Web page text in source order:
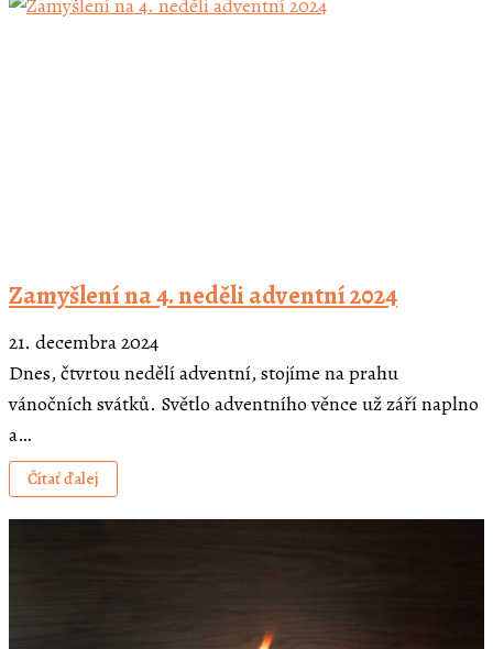
Zamyšlení na 4. neděli adventní 2024
21. decembra 2024
Dnes, čtvrtou nedělí adventní, stojíme na prahu
vánočních svátků. Světlo adventního věnce už září naplno
a…
Čítať ďalej